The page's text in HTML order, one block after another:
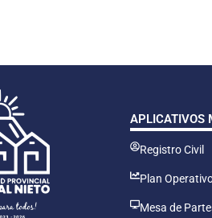
APLICATIVOS
Registro Civil
Plan
Mesa de